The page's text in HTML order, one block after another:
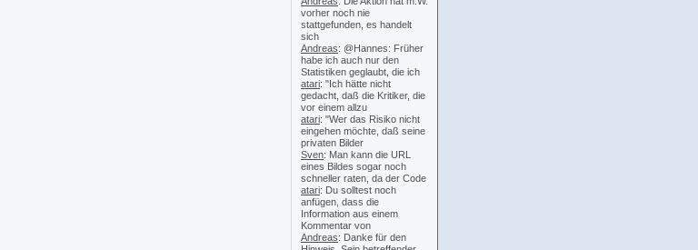
vorher noch nie
stattgefunden, es handelt
sich
Andreas: @Hannes: Früher
habe ich auch nur den
Statistiken geglaubt, die ich
atari: "Ich hätte nicht
gedacht, daß die Kritiker, die
vor einem allzu
atari: "Wer das Risiko nicht
eingehen möchte, daß seine
privaten Bilder
Sven: Man kann die URL
eines Bildes sogar noch
schneller raten, da der Code
atari: Du solltest noch
anfügen, dass die
Information aus einem
Kommentar von
Andreas: Danke für den